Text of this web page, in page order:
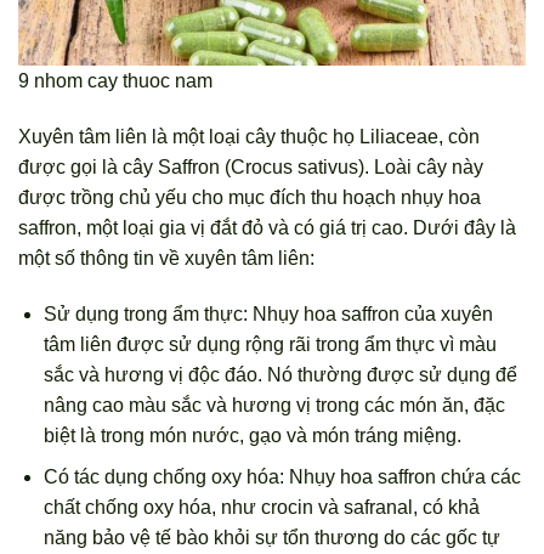
9 nhom cay thuoc nam
Xuyên tâm liên là một loại cây thuộc họ Liliaceae, còn
được gọi là cây Saffron (Crocus sativus). Loài cây này
được trồng chủ yếu cho mục đích thu hoạch nhụy hoa
saffron, một loại gia vị đắt đỏ và có giá trị cao. Dưới đây là
một số thông tin về xuyên tâm liên:
Sử dụng trong ẩm thực: Nhụy hoa saffron của xuyên
tâm liên được sử dụng rộng rãi trong ẩm thực vì màu
sắc và hương vị độc đáo. Nó thường được sử dụng để
nâng cao màu sắc và hương vị trong các món ăn, đặc
biệt là trong món nước, gạo và món tráng miệng.
Có tác dụng chống oxy hóa: Nhụy hoa saffron chứa các
chất chống oxy hóa, như crocin và safranal, có khả
năng bảo vệ tế bào khỏi sự tổn thương do các gốc tự